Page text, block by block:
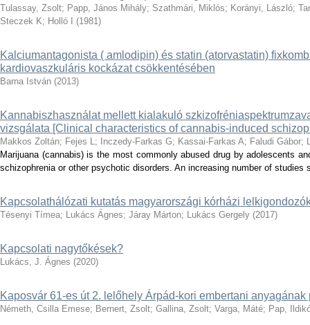
Tulassay, Zsolt; Papp, János Mihály; Szathmári, Miklós; Korányi, László;
Steczek K; Holló I (1981)
Kalciumantagonista ( amlodipin) és statin (atorvastatin)
kardiovaszkuláris kockázat csökkentésében
Barna István (2013)
Kannabiszhasználat mellett kialakuló
vizsgálata [Clinical characteristics of cannabis-induced
Makkos Zoltán; Fejes L; Inczedy-Farkas G; Kassai-Farkas A; Faludi Gábor;
Marijuana (cannabis) is the most commonly abused drug by adolescents
schizophrenia or other psychotic disorders. An increasing number of studies
Kapcsolathálózati kutatás magyarországi kórházi
Tésenyi Tímea; Lukács Ágnes; Járay Márton; Lukács Gergely (2017)
Kapcsolati nagytőkések?
Lukács, J. Ágnes (2020)
Kaposvár 61-es út 2. lelőhely Árpád-kori embertani
Németh, Csilla Emese; Bernert, Zsolt; Gallina, Zsolt; Varga, Máté; Pap,